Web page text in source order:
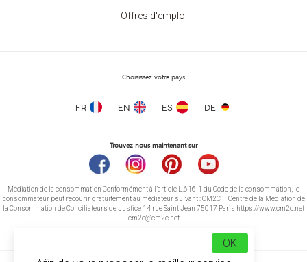
Offres d'emploi
Choisissez votre pays
FR EN ES DE
Trouvez nous maintenant sur
Médiation de la consommation Conformément à l’article L.616-1 du Code de la consommation, le
consommateur peut recourir gratuitement au médiateur suivant : CM2C – Centre de la Médiation de
la Consommation de Conciliateurs de Justice 14 rue Saint Jean 75017 Paris https://www.cm2c.net
cm2c@cm2c.net
OK